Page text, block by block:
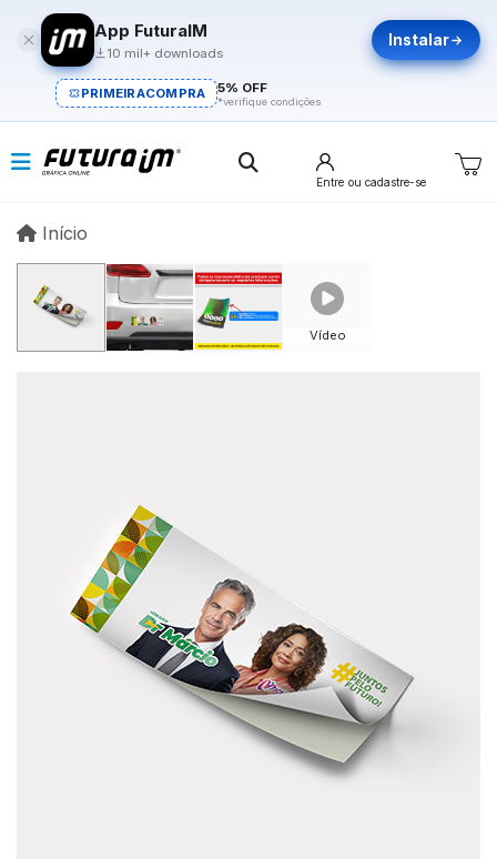
App FuturaIM
10 mil+ downloads
Instalar
PRIMEIRACOMPRA 5% OFF
*verifique condições
Entre ou cadastre-se
Início
Vídeo